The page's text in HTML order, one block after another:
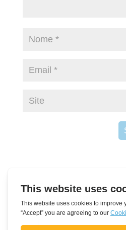
Subscrever o
informativo
Leave
this
Nome